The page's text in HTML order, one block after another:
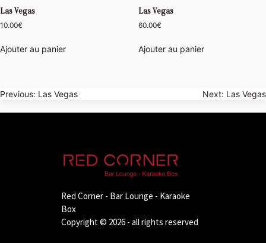
Las Vegas
10.00€
Ajouter au panier
Las Vegas
60.00€
Ajouter au panier
Navigation
de
Previous: Las Vegas Next: Las Vegas
Red Corner - Bar Lounge - Karaoke
Box
Copyright © 2026 - all rights reserved